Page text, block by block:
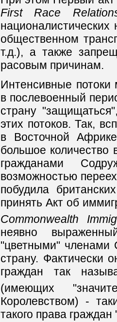
First Race
общественном
т.д.), а также
расовым причинам.
Интенсивные потоки
в послевоенный
страну
этих потоков. Так,
в Восточной
большое количество
гражданами
возможностью
побудила
принять Акт об
Commonwealth
неявно
"цветными" членами
страну. Фактически
граждан так
(имеющих
Королевством) -
такого права